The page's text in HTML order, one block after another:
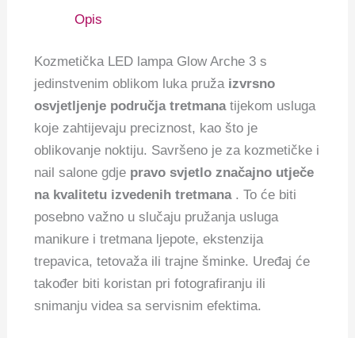
Opis
Kozmetička LED lampa Glow Arche 3 s
jedinstvenim oblikom luka pruža izvrsno
osvjetljenje područja tretmanatijekom usluga
koje zahtijevaju preciznost, kao što je
oblikovanje noktiju. Savršeno je za kozmetičke i
nail salone gdje pravo svjetlo značajno utječe
na kvalitetu izvedenih tretmana. To će biti
posebno važno u slučaju pružanja usluga
manikure i tretmana ljepote, ekstenzija
trepavica, tetovaža ili trajne šminke. Uređaj će
također biti koristan pri fotografiranju ili
snimanju videa sa servisnim efektima.